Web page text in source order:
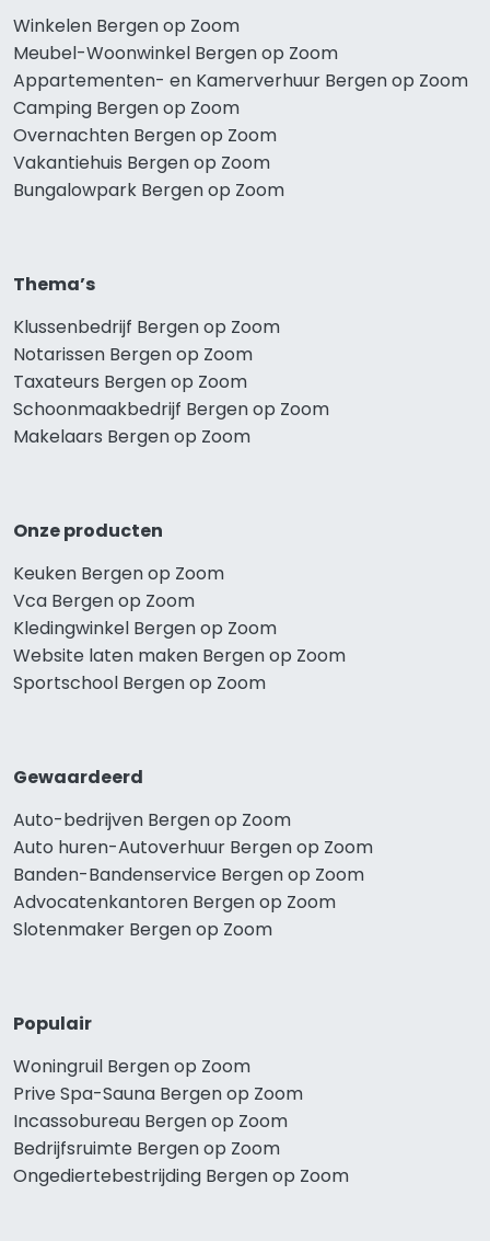
Winkelen Bergen op Zoom
Meubel-Woonwinkel Bergen op Zoom
Appartementen- en Kamerverhuur Bergen op Zoom
Camping Bergen op Zoom
Overnachten Bergen op Zoom
Vakantiehuis Bergen op Zoom
Bungalowpark Bergen op Zoom
Thema’s
Klussenbedrijf Bergen op Zoom
Notarissen Bergen op Zoom
Taxateurs Bergen op Zoom
Schoonmaakbedrijf Bergen op Zoom
Makelaars Bergen op Zoom
Onze producten
Keuken Bergen op Zoom
Vca Bergen op Zoom
Kledingwinkel Bergen op Zoom
Website laten maken Bergen op Zoom
Sportschool Bergen op Zoom
Gewaardeerd
Auto-bedrijven Bergen op Zoom
Auto huren-Autoverhuur Bergen op Zoom
Banden-Bandenservice Bergen op Zoom
Advocatenkantoren Bergen op Zoom
Slotenmaker Bergen op Zoom
Populair
Woningruil Bergen op Zoom
Prive Spa-Sauna Bergen op Zoom
Incassobureau Bergen op Zoom
Bedrijfsruimte Bergen op Zoom
Ongediertebestrijding Bergen op Zoom